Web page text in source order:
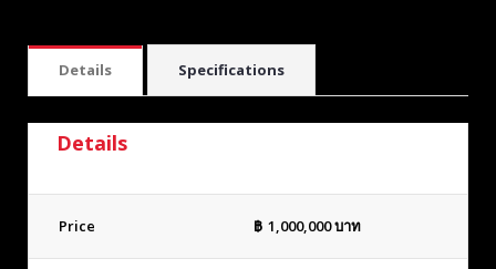
Details Specifications
Details
Price ฿ 1,000,000บาท